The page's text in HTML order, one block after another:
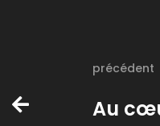
précédent
Au